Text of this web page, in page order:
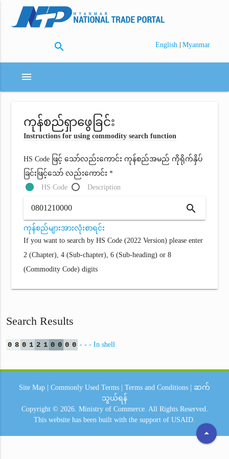
search English | Myanmar
menu
ကုန်စည်ရှာဖွေခြင်း
Instructions for using commodity search function
HS Code ဖြင့် သော်လည်းကောင်း ကုန်စည်အမည် ကိုရိုက်နှိပ်
ခြင်းဖြင့်သော် လည်းကောင်း *
HS Code
Description
search
ကုန်စည်များအားလုံးစာရင်း
If you want to search by HS Code (2022 Version) please enter
2 (Chapter), 4 (Sub-chapter), 6 (Sub-heading) or 8
(Commodity Code) digits
Search Results
0 8 0 1 2 1 0 0 0 0 - - - In shell
arrow_drop_up
Site Map Commonly Used Terms Terms and Conditions
ဆက်
သွယ်ရန်
Copyright © 2026. Ministry of Commerce. All Rights Reserved.
This website has been built with the support of USAID.